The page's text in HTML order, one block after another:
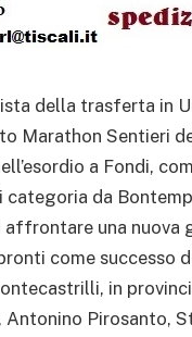
della trasferta in
Marathon Sentieri
a Fondi,
categoria da
una nuova
come successo
in
Pirosanto,